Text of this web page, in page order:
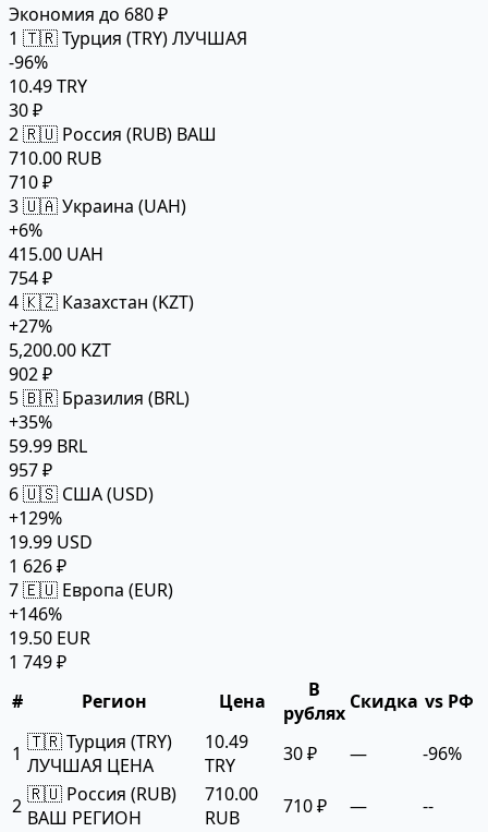
Экономия до 680 ₽
1 🇹🇷 Турция (TRY)ЛУЧШАЯ
-96%
10.49 TRY
30 ₽
2🇷🇺 Россия (RUB) ВАШ
710.00 RUB
710 ₽
3🇺🇦 Украина (UAH)
+6%
415.00 UAH
754 ₽
4🇰🇿 Казахстан (KZT)
+27%
5,200.00 KZT
902 ₽
5🇧🇷 Бразилия (BRL)
+35%
59.99 BRL
957 ₽
6🇺🇸 США (USD)
+129%
19.99 USD
1 626 ₽
7🇪🇺 Европа (EUR)
+146%
19.50 EUR
1 749 ₽
#
Регион Цена
В
рублях Скидка vs РФ
1 🇹🇷 Турция (TRY)
ЛУЧШАЯ ЦЕНА
10.49
TRY
30 ₽ — -96%
2 🇷🇺 Россия (RUB)
ВАШ РЕГИОН
710.00
RUB
710 ₽ — --